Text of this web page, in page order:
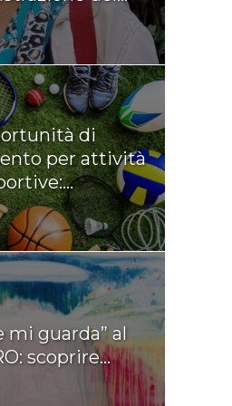
di
per attività
mi guarda” al
scoprire...